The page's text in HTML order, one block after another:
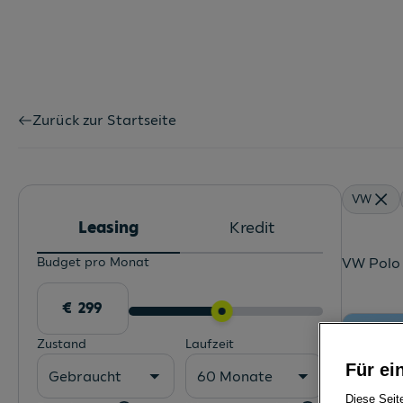
Zurück zur Startseite
Leasing Kredit
Budget pro Monat
Zustand
Gebraucht
Laufzeit
60 Monate
VW
VW
Für
Diese